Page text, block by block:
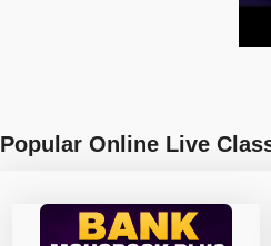
Popular Online Live